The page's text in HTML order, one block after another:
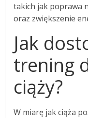
takich jak poprawa
oraz zwiększenie
Jak
trening
ciąży?
W miarę jak ciąża